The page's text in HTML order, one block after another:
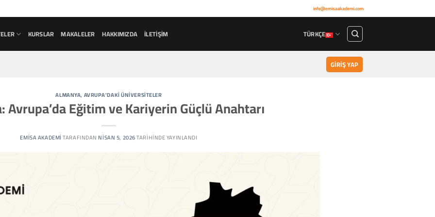
info@emisaakademi.com
KURSLAR MAKALELER HAKKIMIZDA İLETIŞIM TÜRKÇE
GIRIŞ YAP
ALMANYA, AVRUPA'DAKI ÜNIVERSITELER
Avrupa’da Eğitim ve Kariyerin Güçlü Anahtarı
EMISA AKADEMITARAFINDAN NISAN 5, 2026TARIHINDE YAYINLANDI